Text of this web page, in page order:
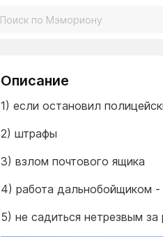
Описание
1) если остановил
2) штрафы
3) взлом почтового ящика
4) работа дальнобойщиком -
5) не садиться нетрезвым за